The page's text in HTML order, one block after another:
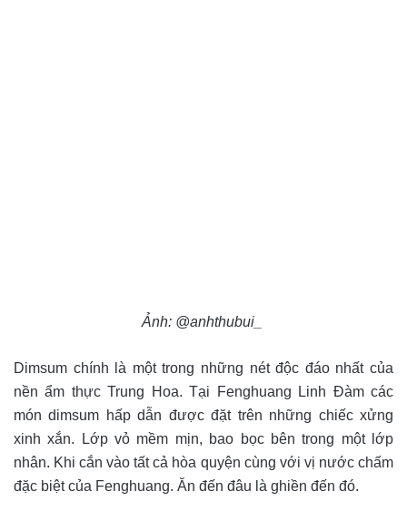
Ảnh: @anhthubui_
Dimsum chính là một trong những nét độc đáo nhất của
nền ẩm thực Trung Hoa. Tại Fenghuang Linh Đàm các
món dimsum hấp dẫn được đặt trên những chiếc xửng
xinh xắn. Lớp vỏ mềm mịn, bao bọc bên trong một lớp
nhân. Khi cắn vào tất cả hòa quyện cùng với vị nước chấm
đặc biệt của Fenghuang. Ăn đến đâu là ghiền đến đó.